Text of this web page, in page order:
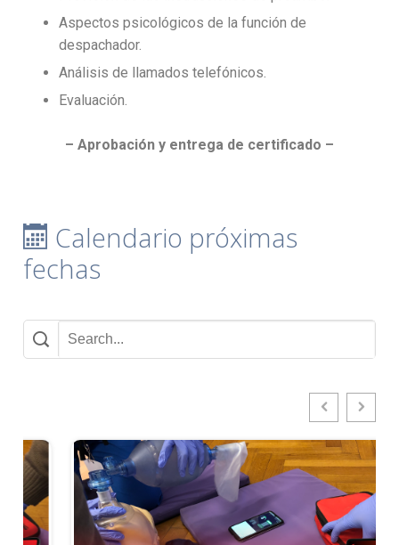
Aspectos psicológicos de la función de
despachador.
Análisis de llamados telefónicos.
Evaluación.
– Aprobación y entrega de certificado –
Calendario próximas
fechas